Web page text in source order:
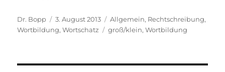
Autor
Dr. Bopp
Veröffentlicht
am
3. August 2013 Kategorien
Allgemein, Rechtschreibung,
Wortbildung,Wortschatz Schlagwörter
groß/klein,Wortbildung